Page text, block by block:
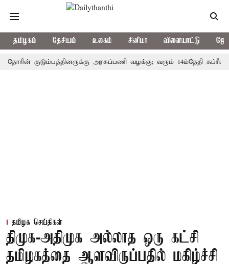
தமிழகம் தேசியம் உலகம் சினிமா விளையாட்டு
குடும்பத்தினருக்கு அரசுப்பணி வழக்கு; வரும் 14ம்தேதி
தமிழக செய்திகள்
திமுக-அதிமுக அல்லாத ஒரு கட்சி
தமிழகத்தை ஆளவிருப்பதில் மகிழ்ச்சி